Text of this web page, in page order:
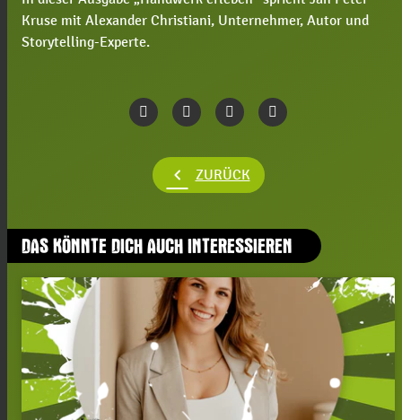
play_arrow Handwerker durch Storytelling neue Kunden
gewinnen?
Kruse mit Alexander Christiani, Unternehmer, Autor und
Storytelling-Experte.
chevron_left ZURÜCK
DAS KÖNNTE DICH AUCH INTERESSIEREN